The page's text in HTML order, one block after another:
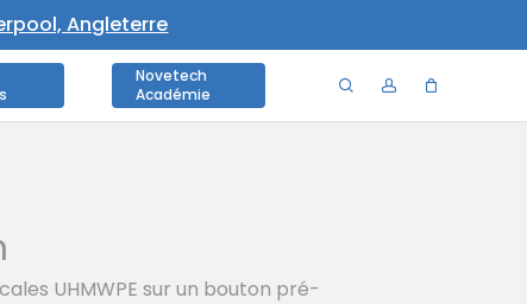
Angleterre
Novetech
Académie
searchaccount
Close
UHMWPE sur un bouton pré-